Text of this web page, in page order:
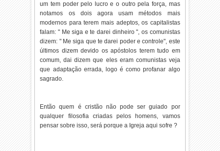
um tem poder pelo lucro e o outro pela força, mas
notamos os dois agora usam métodos mais
modernos para terem mais adeptos, os capitalistas
falam: " Me siga e te darei dinheiro ", os comunistas
dizem: " Me siga que te darei poder e controle", este
últimos dizem devido os apóstolos terem tudo em
comum, dai dizem que eles eram comunistas veja
que adaptação errada, logo é como profanar algo
sagrado.
Então quem é cristão não pode ser guiado por
qualquer filosofia criadas pelos homens, vamos
pensar sobre isso, será porque a Igreja aqui sofre ?